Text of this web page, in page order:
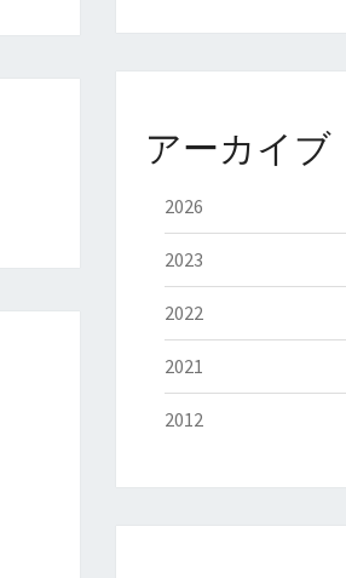
アーカイブ
2026
2023
2022
2021
2012